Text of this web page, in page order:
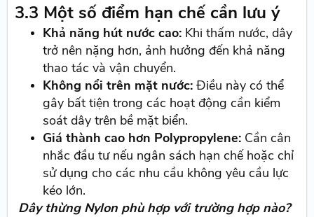
3.3 Một số điểm hạn chế cần lưu ý
Khả năng hút nước cao: Khi thấm nước, dây
trở nên nặng hơn, ảnh hưởng đến khả năng
thao tác và vận chuyển.
Không nổi trên mặt nước:Điều này có thể
gây bất tiện trong các hoạt động cần kiểm
soát dây trên bề mặt biển.
Giá thành cao hơn Polypropylene: Cần cân
nhắc đầu tư nếu ngân sách hạn chế hoặc chỉ
sử dụng cho các nhu cầu không yêu cầu lực
kéo lớn.
Dây thừng Nylon phù hợp với trường hợp nào?